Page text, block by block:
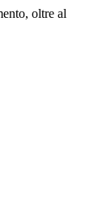
oltre al